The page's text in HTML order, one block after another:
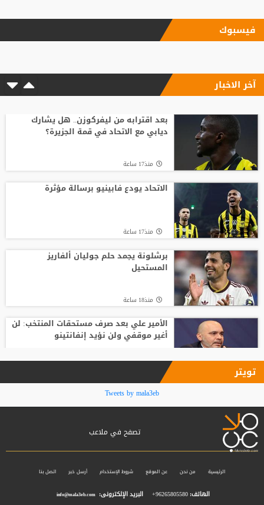
الاتحاد يودع فابينيو برسالة مؤثرة
رابطة وطنية يعارض ترشيح القطري الخليفي
قبل أن يلمس الكرة.. بالأرقام طرابزون يحصد
ثمار التعاقد مع محمد صلاح
بعمر 16 عاما.. لاعب يدخل تاريخ سبارتاك
موسكو برقم قياسي جديد
فيسبوك
آخر الاخبار
بعد اقترابه من ليفركوزن.. هل يشارك
ديابي مع الاتحاد في قمة الجزيرة؟
منذ17 ساعة
الاتحاد يودع فابينيو برسالة مؤثرة
منذ17 ساعة
برشلونة يجمد حلم جوليان ألفاريز
المستحيل
منذ18 ساعة
الأمير علي بعد صرف مستحقات المنتخب: لن
أغير موقفي ولن نؤيد إنفانتينو
فينيسيوس جونيور يمدد عقده مع ريال
مدريد حتى 2032
يخوض أول مران مع طرابزون سبور
تويتر
Tweets by mala3eb
تصفح في ملاعب
الرئيسية من نحن عن الموقع شروط الإستخدام أرسل خبر اتصل بنا
الهاتف:96265805580+ البريد الإلكترونى: info@mala3eb.com